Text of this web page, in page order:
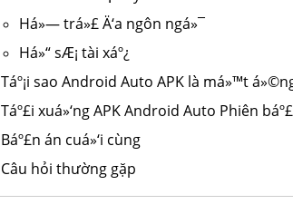
Há»— trá»£ Ä‘a ngôn ngá»¯
Há»“ sÆ¡ tài xáº¿
Táº¡i sao Android Auto APK là má»™t
Táº£i xuá»‘ng APK Android Auto Phiên
Báº£n án cuá»‘i cùng
Câu hỏi thường gặp